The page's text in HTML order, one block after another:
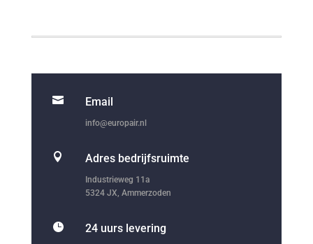
 Email
info@europair.nl
 Adres bedrijfsruimte
Industrieweg 11a
5324 JX, Ammerzoden
 24 uurs levering